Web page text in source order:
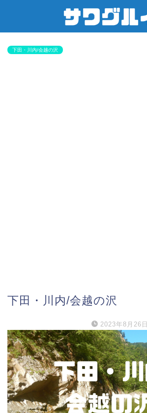
下田・川内/会越の沢
下田・川内/会越の沢
2023年8月26日